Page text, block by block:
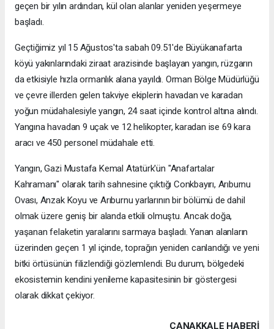
geçen bir yılın ardından, kül olan alanlar yeniden yeşermeye
başladı.
Geçtiğimiz yıl 15 Ağustos'ta sabah 09.51'de Büyükanafarta
köyü yakınlarındaki ziraat arazisinde başlayan yangın, rüzgarın
da etkisiyle hızla ormanlık alana yayıldı. Orman Bölge Müdürlüğü
ve çevre illerden gelen takviye ekiplerin havadan ve karadan
yoğun müdahalesiyle yangın, 24 saat içinde kontrol altına alındı.
Yangına havadan 9 uçak ve 12 helikopter, karadan ise 69 kara
aracı ve 450 personel müdahale etti.
Yangın, Gazi Mustafa Kemal Atatürk'ün "Anafartalar
Kahramanı" olarak tarih sahnesine çıktığı Conkbayırı, Arıburnu
Ovası, Anzak Koyu ve Arıburnu yarlarının bir bölümü de dahil
olmak üzere geniş bir alanda etkili olmuştu. Ancak doğa,
yaşanan felaketin yaralarını sarmaya başladı. Yanan alanların
üzerinden geçen 1 yıl içinde, toprağın yeniden canlandığı ve yeni
bitki örtüsünün filizlendiği gözlemlendi. Bu durum, bölgedeki
ekosistemin kendini yenileme kapasitesinin bir göstergesi
olarak dikkat çekiyor.
ÇANAKKALE HABERİ